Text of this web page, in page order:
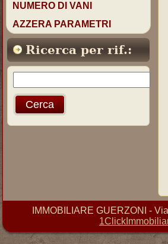
NUMERO DI VANI
AZZERA PARAMETRI
Ricerca per rif.:
IMMOBILIARE GUERZONI -